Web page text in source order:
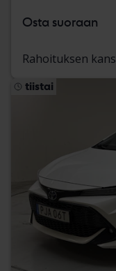
Osta suoraan
Rahoituksen
tiistai